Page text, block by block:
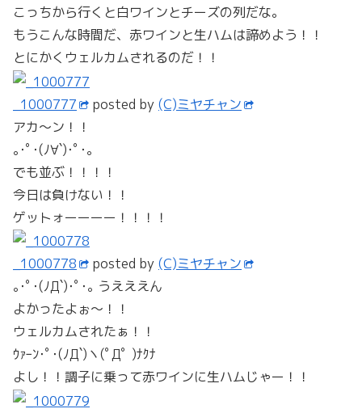
こっちから行くと白ワインとチーズの列だな。
もうこんな時間だ、赤ワインと生ハムは諦めよう！！
とにかくウェルカムされるのだ！！
_1000777 posted by (C)ミヤチャン
アカ～ン！！
｡･ﾟ･(ﾉ∀`)･ﾟ･｡
でも並ぶ！！！！
今日は負けない！！
ゲットォーーーー！！！！
_1000778 posted by (C)ミヤチャン
｡･ﾟ･(ﾉД`)･ﾟ･｡ うえええん
よかったよぉ～！！
ウェルカムされたぁ！！
ｳｧｰﾝ･ﾟ･(ﾉД`)ヽ(ﾟДﾟ )ﾅｸﾅ
よし！！調子に乗って赤ワインに生ハムじゃー！！